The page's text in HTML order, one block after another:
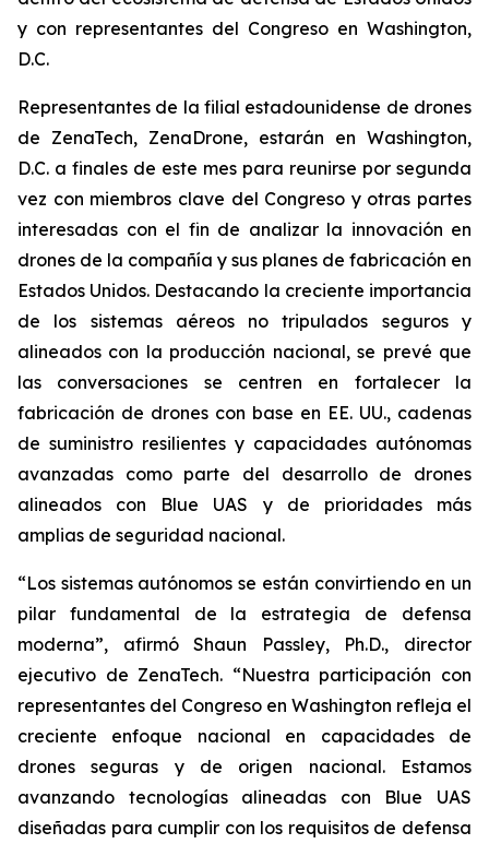
y con representantes del Congreso en Washington,
D.C.
Representantes de la filial estadounidense de drones
de ZenaTech, ZenaDrone, estarán en Washington,
D.C. a finales de este mes para reunirse por segunda
vez con miembros clave del Congreso y otras partes
interesadas con el fin de analizar la innovación en
drones de la compañía y sus planes de fabricación en
Estados Unidos. Destacando la creciente importancia
de los sistemas aéreos no tripulados seguros y
alineados con la producción nacional, se prevé que
las conversaciones se centren en fortalecer la
fabricación de drones con base en EE. UU., cadenas
de suministro resilientes y capacidades autónomas
avanzadas como parte del desarrollo de drones
alineados con Blue UAS y de prioridades más
amplias de seguridad nacional.
“Los sistemas autónomos se están convirtiendo en un
pilar fundamental de la estrategia de defensa
moderna”, afirmó Shaun Passley, Ph.D., director
ejecutivo de ZenaTech. “Nuestra participación con
representantes del Congreso en Washington refleja el
creciente enfoque nacional en capacidades de
drones seguras y de origen nacional. Estamos
avanzando tecnologías alineadas con Blue UAS
diseñadas para cumplir con los requisitos de defensa